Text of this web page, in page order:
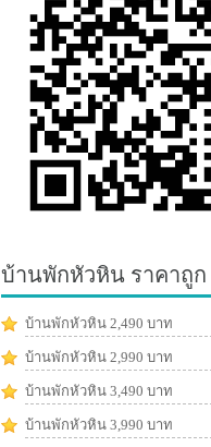
บ้านพักหัวหิน ราคาถูก
บ้านพักหัวหิน 2,490 บาท
บ้านพักหัวหิน 2,990 บาท
บ้านพักหัวหิน 3,490 บาท
บ้านพักหัวหิน 3,990 บาท